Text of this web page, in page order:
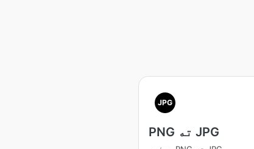
JPG
PNG ته JPG